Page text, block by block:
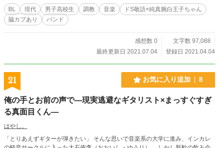
会った事により、兄とジュン様の秋月親子にますます傾倒しつつ、シグに愛さ
れ、調教されていく物語？？ ーーーーーーーー ☆この物語単品でも読めるよ
うにはしているつもりですが、前作「腹黒王子ちゃんのカタルシス」を読んでか
です。ガチなプレイを期待されている方のご期待には添えないかと思います。
☆シグ(夏秋 紫暮)は、前作に出てくるキョウ様親衛隊の三代目隊長です。前作の
と、テンプレ異世界ファンタジーの王家が使う暗部(隠密のような存在)と、親衛
隊が同様の働きをするからです。 ☆R18には＊を付けます。
BL 現代 男子高校生 調教 音楽
ドS敬語×純真腕白王子ちゃん
脇カプあり
バンド
感想数 0
文字数 97,088
最終更新日 2021.07.04
登録日 2021.04.04
21 お気に入り追加 8
俺の手とお前の声で―現実逃避なギタリスト×まっすぐすぎ
る真面目くん―
はやし。
「とりあえずギターが弾きたい」 そんな思いで音楽系の大学に進み、インカレ